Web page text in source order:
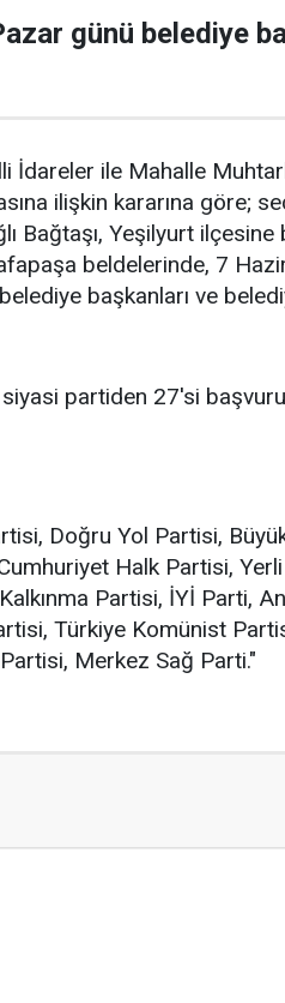
günü belediye
İdareler ile Mahalle
ilişkin kararına göre;
Bağtaşı, Yeşilyurt ilçesine
beldelerinde, 7
başkanları ve
partiden 27'si
Doğru Yol Partisi,
Halk Partisi,
Partisi, İYİ Parti,
Türkiye Komünist
Merkez Sağ Parti."